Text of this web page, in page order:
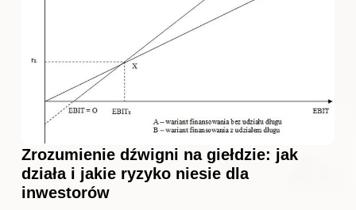
Zrozumienie dźwigni na giełdzie: jak
działa i jakie ryzyko niesie dla
inwestorów